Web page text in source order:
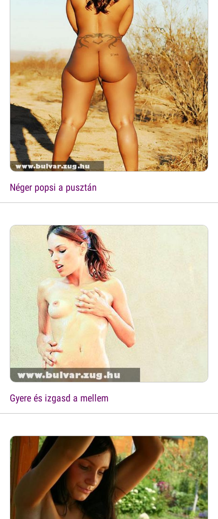
Néger popsi a pusztán
Gyere és izgasd a mellem